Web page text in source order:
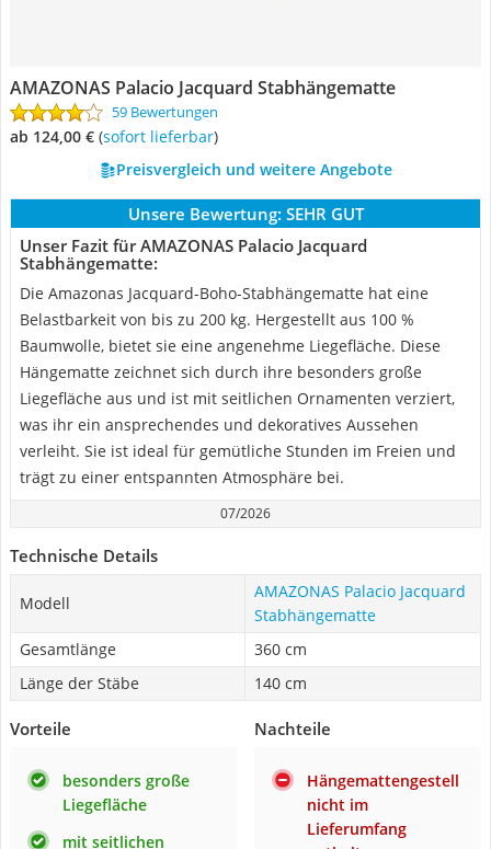
AMAZONAS Palacio Jacquard Stabhängematte
59 Bewertungen
ab 124,00 € ( Sofort lieferbar)
Preisvergleich und weitere Angebote
Unsere Bewertung: SEHR GUT
Unser Fazit für AMAZONAS Palacio Jacquard
Stabhängematte:
Die Amazonas Jacquard-Boho-Stabhängematte hat eine
Belastbarkeit von bis zu 200 kg. Hergestellt aus 100 %
Baumwolle, bietet sie eine angenehme Liegefläche. Diese
Hängematte zeichnet sich durch ihre besonders große
Liegefläche aus und ist mit seitlichen Ornamenten verziert,
was ihr ein ansprechendes und dekoratives Aussehen
verleiht. Sie ist ideal für gemütliche Stunden im Freien und
trägt zu einer entspannten Atmosphäre bei.
07/2026
Technische Details
Modell
AMAZONAS Palacio Jacquard
Stabhängematte
Gesamtlänge
360 cm
Länge der Stäbe
140 cm
Vorteile
besonders große
Liegefläche
mit seitlichen
Nachteile
Hängemattengestell
nicht im
Lieferumfang